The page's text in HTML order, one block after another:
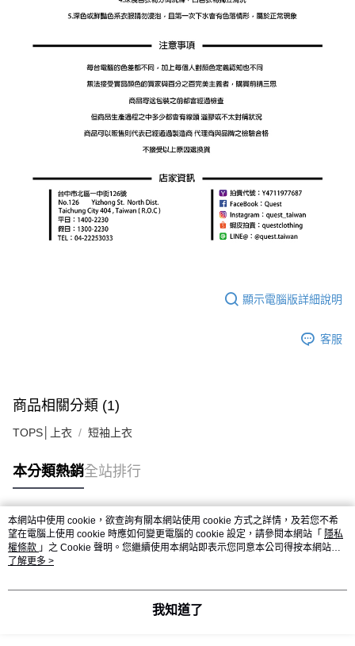
顯示電腦版詳細說明
客服
商品相關分類 (1)
TOPS│上衣 短袖上衣
本分類熱銷全站排行
熱門標籤
本網站中使用 cookie，欲查詢有關本網站使用 cookie 方式之詳情，及若您不希
望在電腦上使用 cookie 時應如何變更電腦的 cookie 設定，請參閱本網站「 隱私
權條款 」之 Cookie 聲明。您繼續使用本網站即表示您同意本公司得按本網站使
用條款之 Cookie 聲明使用 cookie。
了解更多 >
我知道了